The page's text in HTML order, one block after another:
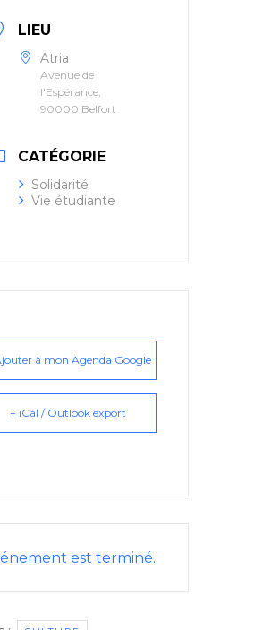
LIEU
Atria
Avenue de
l'Espérance,
90000 Belfort
CATÉGORIE
Solidarité
Vie étudiante
à mon Agenda Google
+ iCal / Outlook export
est terminé.